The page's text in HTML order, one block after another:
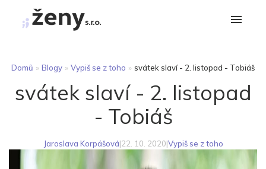
Domů » Blogy » Vypiš se z toho » svátek slaví - 2. listopad - Tobiáš
svátek slaví - 2. listopad
- Tobiáš
Jaroslava Korpášová|22. 10. 2020|Vypiš se z toho